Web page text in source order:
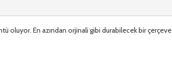
oluyor. En azından orjinali gibi durabilecek bir çerçeve